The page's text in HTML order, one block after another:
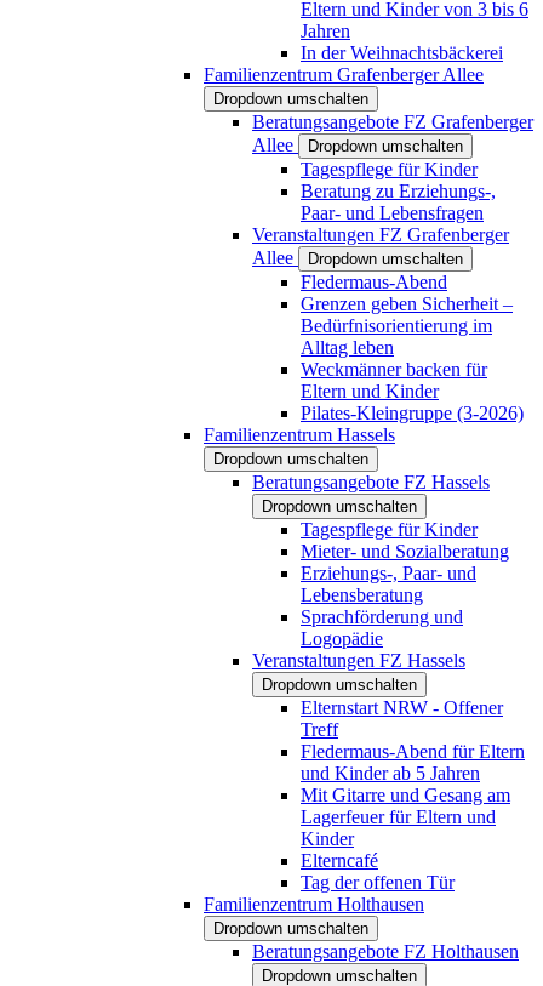
Eltern und Kinder von 3 bis 6
Jahren
In der Weihnachtsbäckerei
Familienzentrum Grafenberger Allee
Dropdown umschalten
Beratungsangebote FZ Grafenberger
Allee
Dropdown umschalten
Tagespflege für Kinder
Beratung zu Erziehungs-,
Paar- und Lebensfragen
Veranstaltungen FZ Grafenberger
Allee
Dropdown umschalten
Fledermaus-Abend
Grenzen geben Sicherheit –
Bedürfnisorientierung im
Alltag leben
Weckmänner backen für
Eltern und Kinder
Pilates-Kleingruppe (3-2026)
Familienzentrum Hassels
Dropdown umschalten
Beratungsangebote FZ Hassels
Dropdown umschalten
Tagespflege für Kinder
Mieter- und Sozialberatung
Erziehungs-, Paar- und
Lebensberatung
Sprachförderung und
Logopädie
Veranstaltungen FZ Hassels
Dropdown umschalten
Elternstart NRW - Offener
Treff
Fledermaus-Abend für Eltern
und Kinder ab 5 Jahren
Mit Gitarre und Gesang am
Lagerfeuer für Eltern und
Kinder
Elterncafé
Tag der offenen Tür
Familienzentrum Holthausen
Dropdown umschalten
Beratungsangebote FZ Holthausen
Dropdown umschalten